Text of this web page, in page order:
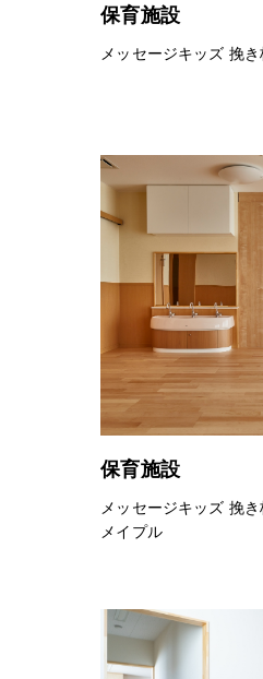
保育施設
メッセージキッズ 挽
保育施設
メッセージキッズ 挽
メイプル